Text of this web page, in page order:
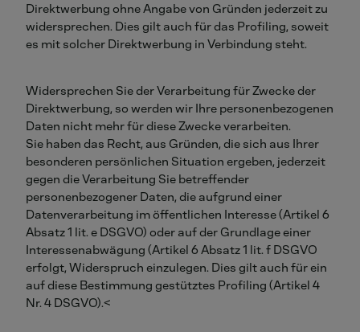
Direktwerbung ohne Angabe von Gründen jederzeit zu
widersprechen. Dies gilt auch für das Profiling, soweit
es mit solcher Direktwerbung in Verbindung steht.
Widersprechen Sie der Verarbeitung für Zwecke der
Direktwerbung, so werden wir Ihre personenbezogenen
Daten nicht mehr für diese Zwecke verarbeiten.
Sie haben das Recht, aus Gründen, die sich aus Ihrer
besonderen persönlichen Situation ergeben, jederzeit
gegen die Verarbeitung Sie betreffender
personenbezogener Daten, die aufgrund einer
Datenverarbeitung im öffentlichen Interesse (Artikel 6
Absatz 1 lit. e DSGVO) oder auf der Grundlage einer
Interessenabwägung (Artikel 6 Absatz 1 lit. f DSGVO
erfolgt, Widerspruch einzulegen. Dies gilt auch für ein
auf diese Bestimmung gestütztes Profiling (Artikel 4
Nr. 4 DSGVO).<